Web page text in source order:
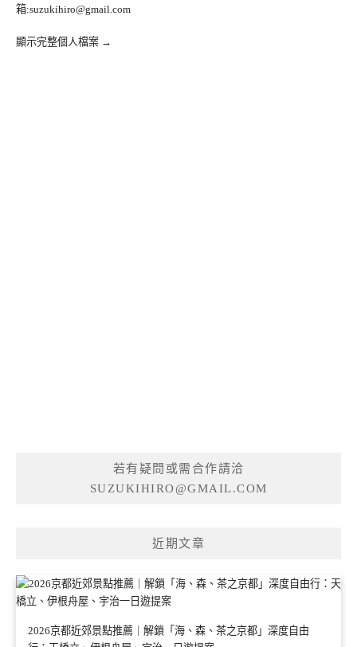
箱:suzukihiro@gmail.com
顯示完整個人檔案 →
若有疑問或需合作請洽
SUZUKIHIRO@GMAIL.COM
近期文章
2026京都近郊景點推薦｜解鎖「海、森、茶之京都」深度自由